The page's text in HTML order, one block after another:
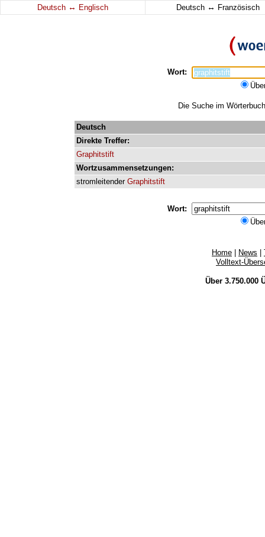
Deutsch ↔ Englisch Deutsch ↔ Französisch
Wort:
Die Suche im
Deutsch
Direkte Treffer:
Graphitstift
Wortzusammensetzungen:
stromleitender Graphitstift
Wort:
Home News
Volltext-
Über 3.750.000